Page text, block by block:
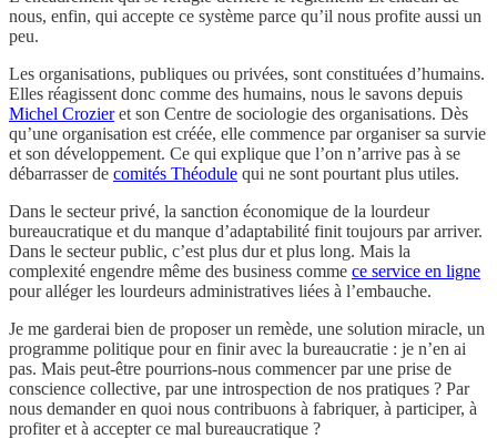
nous, enfin, qui accepte ce système parce qu’il nous profite aussi un
peu.
Les organisations, publiques ou privées, sont constituées d’humains.
Elles réagissent donc comme des humains, nous le savons depuis
Michel Crozieret son Centre de sociologie des organisations. Dès
qu’une organisation est créée, elle commence par organiser sa survie
et son développement. Ce qui explique que l’on n’arrive pas à se
débarrasser de comités Théodule qui ne sont pourtant plus utiles.
Dans le secteur privé, la sanction économique de la lourdeur
bureaucratique et du manque d’adaptabilité finit toujours par arriver.
Dans le secteur public, c’est plus dur et plus long. Mais la
complexité engendre même des business comme ce service en ligne
pour alléger les lourdeurs administratives liées à l’embauche.
Je me garderai bien de proposer un remède, une solution miracle, un
programme politique pour en finir avec la bureaucratie : je n’en ai
pas. Mais peut-être pourrions-nous commencer par une prise de
conscience collective, par une introspection de nos pratiques ? Par
nous demander en quoi nous contribuons à fabriquer, à participer, à
profiter et à accepter ce mal bureaucratique ?